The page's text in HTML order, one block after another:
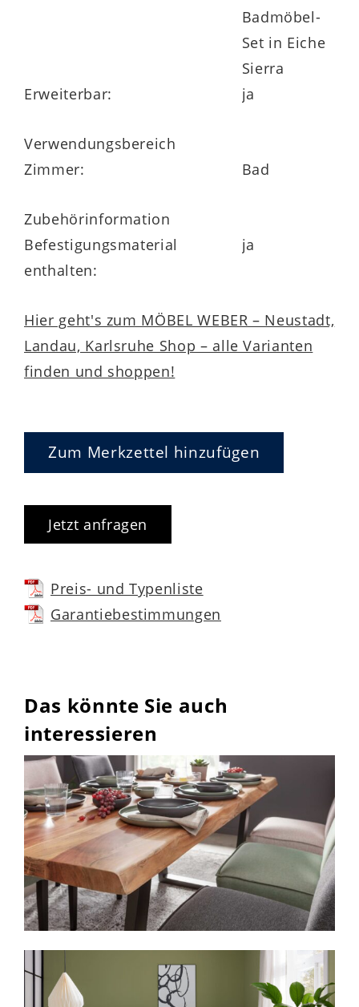
5 Jahren
– für langfristige
Sicherheit und Freude an deinem neuen
Badezimmer.
Badmöbel-
Set in Eiche
Sierra
Erweiterbar:
ja
Verwendungsbereich
Zimmer:
Bad
Zubehörinformation
Befestigungsmaterial
enthalten:
ja
Hier geht's zum MÖBEL WEBER – Neustadt,
Landau, Karlsruhe Shop – alle Varianten
finden und shoppen!
Zum Merkzettel hinzufügen
Jetzt anfragen
Preis- und Typenliste
Garantiebestimmungen
Das könnte Sie auch
interessieren